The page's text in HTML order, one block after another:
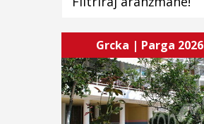
Grcka | Parga 2026